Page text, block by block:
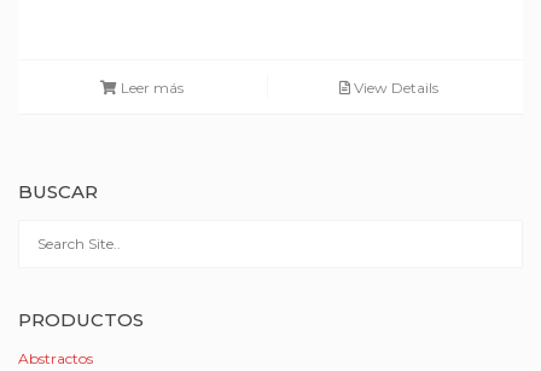
Leer más View Details
BUSCAR
PRODUCTOS
Abstractos